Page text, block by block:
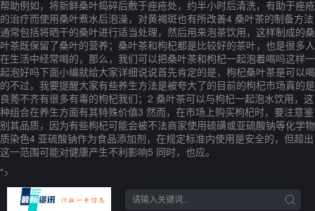
帮助例如，将新鲜桑叶捣碎后敷于痤疮处，约半小时后清洗，有助于痤疮
的治疗而使用桑叶煮水后泡澡，对黄褐斑也有所改善4 桑叶茶的制备方法
通常包括将晒干的桑叶进行适当处理，然后用来泡茶饮用，这样制成的桑
叶茶既保留了桑叶的营养；桑叶茶和枸杞都是比较好的茶叶，也是很多人
在生活中经常喝的，那么，我们可以把桑叶茶和枸杞一起泡着喝吗这样一
起泡好吗下面小编就给大家详细说说首先肯定的是，枸杞桑叶茶是可以喝
的不过，我要提醒大家有些养生方法是被夸大了的目前的枸杞市场真的是
良莠不齐有很多有毒的枸杞我们；2 桑叶茶可以与枸杞一起泡水饮用，这
种组合在养生方面有其特殊价值3 然而，在市场上购买枸杞时，要注意鉴
别其品质，因为有些枸杞可能会被不法商家使用硫磺或亚硫酸钠等化学物
质染色4 亚硫酸钠作为食品添加剂，在规定标准内使用是安全的，但超出
这一范围可能对健康产生不利影响5 同时，也应。
">